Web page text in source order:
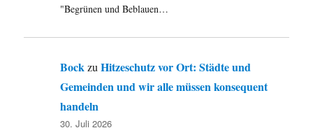
"Begrünen und Beblauen…
BockzuHitzeschutz vor Ort: Städte und
Gemeinden und wir alle müssen konsequent
handeln
30. Juli 2026